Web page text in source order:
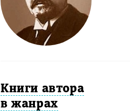
Книги автора
в жанрах